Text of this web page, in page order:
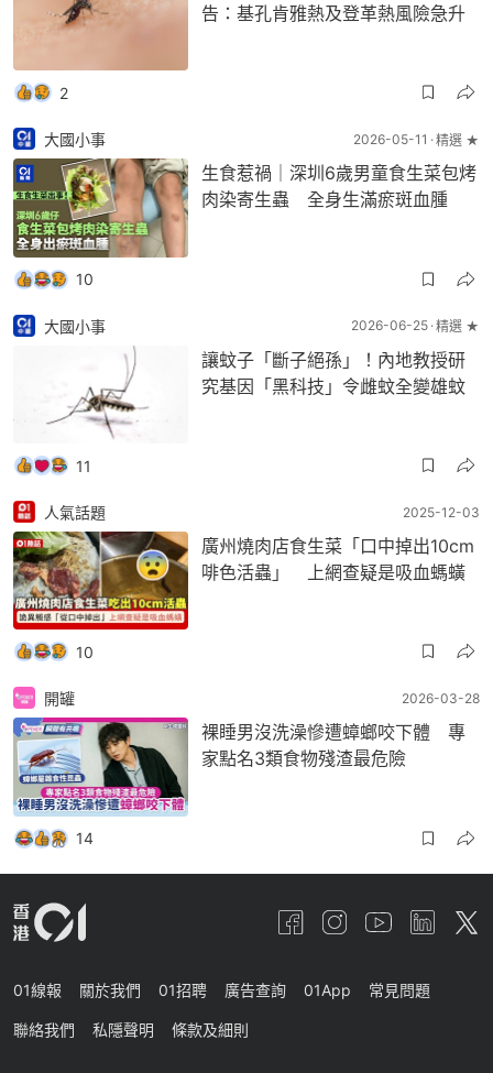
告：基孔肯雅熱及登革熱風險急升
2
大國小事 2026-05-11 精選 ★
生食惹禍｜深圳6歲男童食生菜包烤
肉染寄生蟲 全身生滿瘀斑血腫
10
大國小事 2026-06-25 精選 ★
讓蚊子「斷子絕孫」！內地教授研
究基因「黑科技」令雌蚊全變雄蚊
11
人氣話題 2025-12-03
廣州燒肉店食生菜「口中掉出10cm
啡色活蟲」 上網查疑是吸血螞蟥
10
開罐 2026-03-28
裸睡男沒洗澡慘遭蟑螂咬下體 專
家點名3類食物殘渣最危險
14
01線報 關於我們 01招聘 廣告查詢 01App 常見問題
聯絡我們 私隱聲明 條款及細則